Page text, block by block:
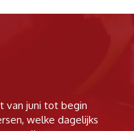
van juni tot begin
welke dagelijks